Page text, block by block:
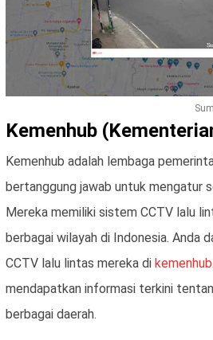
Kemenhub
Kemenhub adalah lembaga
bertanggung jawab untuk mengatur
Mereka memiliki sistem CCTV lalu
berbagai wilayah di Indonesia. Anda
CCTV lalu lintas mereka di
mendapatkan informasi terkini
berbagai daerah.